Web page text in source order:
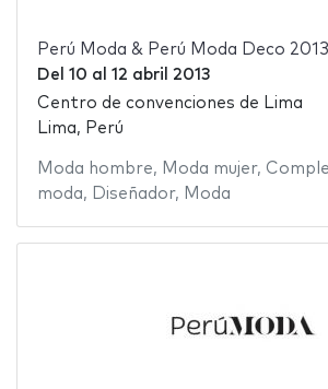
Perú Moda & Perú Moda Deco 2013
Del 10 al 12 abril 2013
Centro de convenciones de Lima
Lima, Perú
Moda hombre, Moda mujer,
moda, Diseñador, Moda